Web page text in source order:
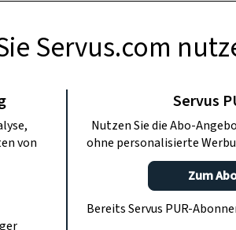
Hund?
ist mit Parmesan
von der Schnauze
Florian Günther
Servus.com
von
Servus
Nutzen Sie die Abo-
ohne personalisierte
Zum
Bereits Servus PUR-